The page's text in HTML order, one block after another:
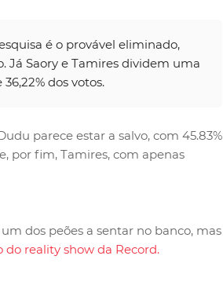
é o provável eliminado,
Já Saory e Tamires dividem uma
dos votos.
parece estar a salvo, com 45.83%
por fim, Tamires, com apenas
dos peões a sentar no banco, mas
reality show da Record.